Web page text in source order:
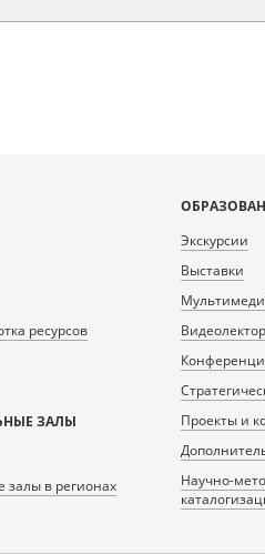
ресурсов
ЗАЛЫ
залы в регионах
Экскурсии
Выставки
Проекты и
Научно-